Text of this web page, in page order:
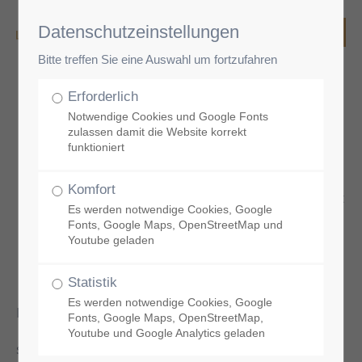
Kontakt
Sie im Anschluss über ein Kontaktformular direkt
Kontakt zur entsprechenden Facharztpraxis bzw.
zum gewünschten Bereich aufnehmen:
Klinik“)
Die Facharztpraxen der Klinik LINKS VOM RHEIN
sowie die weiteren Abteilungen und Partner
Datenschutzeinstellungen
Bitte treffen Sie eine Auswahl um fortzufahren
Erforderlich
Notwendige Cookies und Google Fonts
zulassen damit die Website korrekt
funktioniert
Komfort
Es werden notwendige Cookies, Google
Fonts, Google Maps, OpenStreetMap und
Youtube geladen
Statistik
Es werden notwendige Cookies, Google
Fonts, Google Maps, OpenStreetMap,
Youtube und Google Analytics geladen